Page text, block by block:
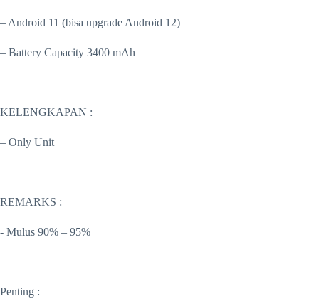
– Android 11 (bisa upgrade Android 12)
– Battery Capacity 3400 mAh
KELENGKAPAN :
– Only Unit
REMARKS :
-️ Mulus 90% – 95%
Penting :